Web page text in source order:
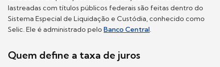
lastreadas com títulos públicos federais são feitas dentro do
Sistema Especial de Liquidação e Custódia, conhecido como
Selic. Ele é administrado pelo Banco Central.
Quem define a taxa de juros